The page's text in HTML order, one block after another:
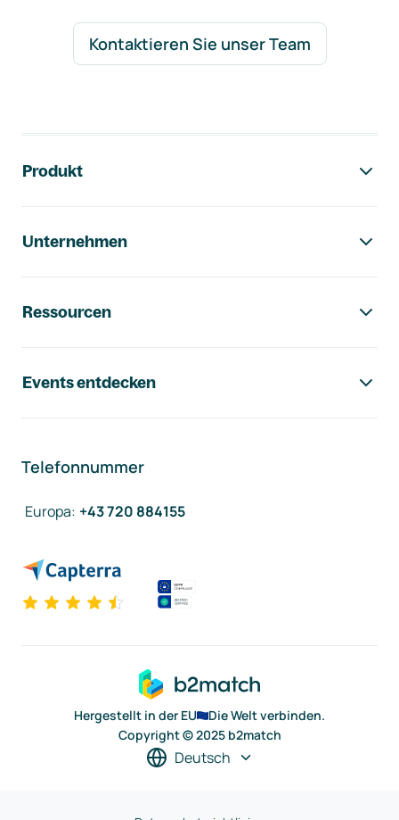
Kontaktieren Sie unser Team
Produkt
Unternehmen
Ressourcen
Events entdecken
Telefonnummer
Europa: +43 720 884155
Hergestellt in der EU
Die Welt verbinden.
Copyright © 2025 b2match
Deutsch